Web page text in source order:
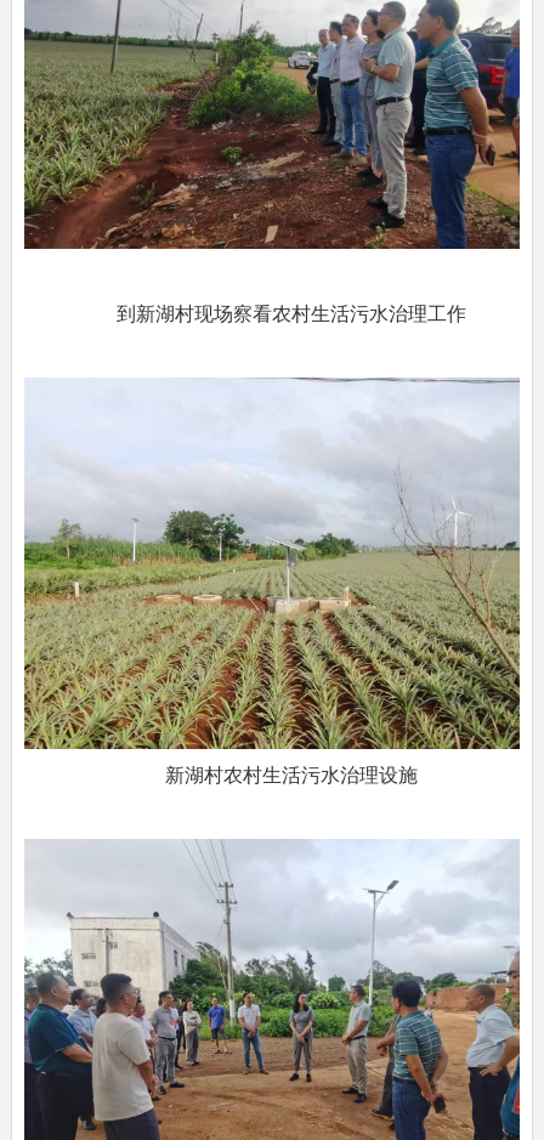
到新湖村现场察看农村生活污水治理工作
新湖村农村生活污水治理设施